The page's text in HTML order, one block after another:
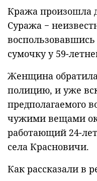
Кража произошла
Суража −
сумочку у 59-
Женщина
полицию, и уже
предполагаемого
чужими вещами
работающий 24-
села Красновичи.
Как рассказали в